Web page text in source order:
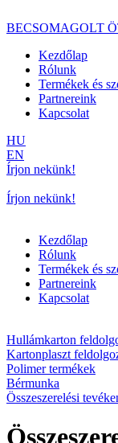
BECSOMAGOLT
Kezdőlap
Rólunk
Termékek és
Partnereink
Kapcsolat
HU
EN
Írjon nekünk!
Írjon nekünk!
Kezdőlap
Rólunk
Termékek és
Partnereink
Kapcsolat
Hullámkarton
Kartonplaszt
Polimer termékek
Bérmunka
Összeszerelési